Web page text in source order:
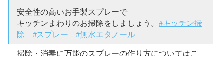
安全性の高いお手製スプレーで
キッチンまわりのお掃除をしましょう。 #キッチン掃
除
#スプレー
#無水エタノール
掃除・消毒に万能のスプレーの作り方についてはこ